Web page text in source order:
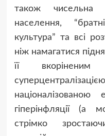
також чисельна
населення,
культура” та всі
ніж намагатися
її вкоріненим
гіперінфляції
стрімко